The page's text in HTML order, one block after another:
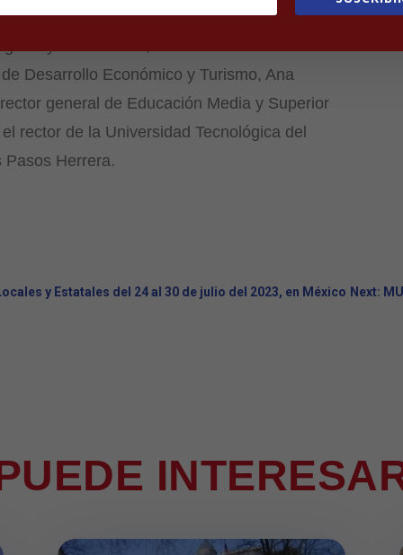
inaugural estuvieron presentes la directora
y Politécnicas, Marlenne Johvana
Desarrollo Económico y Turismo, Ana
general de Educación Media y Superior
rector de la Universidad Tecnológica del
Herrera.
y Estatales del 24 al 30 de julio del 2023, en México Next: